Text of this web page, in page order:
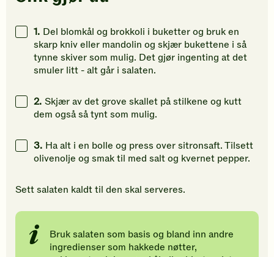
gi
din
vurdering.
din
vurdering.
din
1. Del blomkål og brokkoli i buketter og bruk en
skarp kniv eller mandolin og skjær bukettene i så
tynne skiver som mulig. Det gjør ingenting at det
smuler litt - alt går i salaten.
2. Skjær av det grove skallet på stilkene og kutt
dem også så tynt som mulig.
3. Ha alt i en bolle og press over sitronsaft. Tilsett
olivenolje og smak til med salt og kvernet pepper.
Sett salaten kaldt til den skal serveres.
Bruk salaten som basis og bland inn andre
ingredienser som hakkede nøtter,